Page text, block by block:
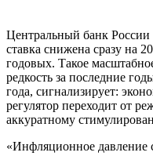
Центральный банк
ставка снижена сразу на
годовых. Такое
редкость за последние
года, сигнализирует:
регулятор переходит от
аккуратному
«Инфляционное давление